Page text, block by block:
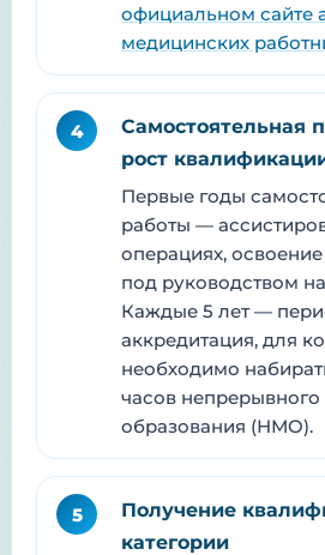
официальном сайте
медицинских
4
Самостоятельная
рост
Первые годы
работы —
операциях,
под руководством
Каждые 5 лет —
аккредитация, для
необходимо
часов
образования (НМО).
5
Получение
категории